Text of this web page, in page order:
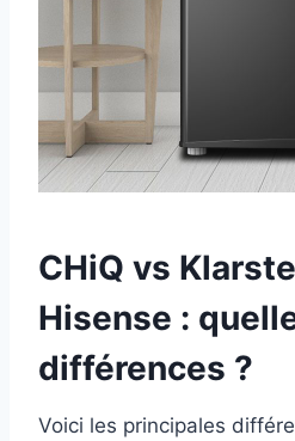
CHiQ vs
Hisense :
différences ?
Voici les principales